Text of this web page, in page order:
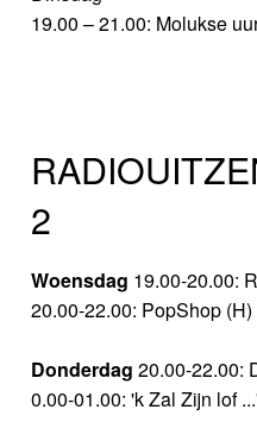
19.00 – 21.00: Molukse
2
Woensdag 19.00-20.00:
20.00-22.00: PopShop (H)
Donderdag 20.00-22.00:
0.00-01.00: 'k Zal Zijn lof